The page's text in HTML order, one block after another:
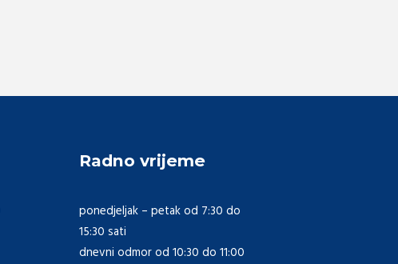
Radno vrijeme
ponedjeljak – petak od 7:30 do
15:30 sati
dnevni odmor od 10:30 do 11:00